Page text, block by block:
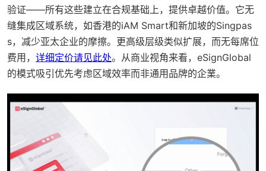
验证——所有这些建立在合规基础上，提供卓越价值。它无
缝集成区域系统，如香港的iAM Smart和新加坡的Singpas
s，减少亚太企业的摩擦。更高级层级类似扩展，而无每席位
费用， 详细定价请见此处。从商业视角来看，eSignGlobal
的模式吸引优先考虑区域效率而非通用品牌的企業。